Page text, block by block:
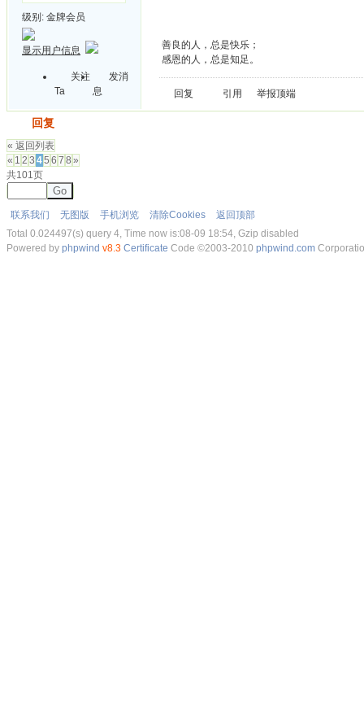
级别: 金牌会员
显示用户信息
关注
Ta
发消
息
善良的人，总是快乐；
感恩的人，总是知足。
回复 引用 举报顶端
回复
« 返回列表
« 1 2 3 45 6 7 8 »
共101页
Go
联系我们 无图版 手机浏览 清除Cookies
返回顶部
Total 0.024497(s) query 4, Time now is:08-09 18:54, Gzip disabled
Powered by phpwind v8.3 Certificate Code ©2003-2010 phpwind.com